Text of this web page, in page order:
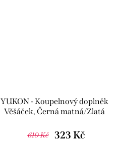
YUKON - Koupelnový doplněk
Věšáček, Černá matná/Zlatá
610 Kč 323 Kč